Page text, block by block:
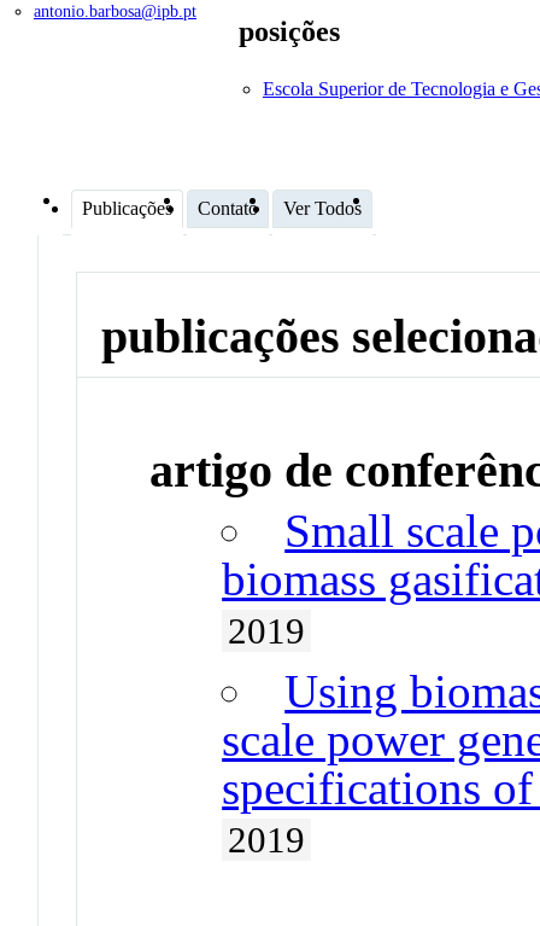
antonio.barbosa@ipb.pt
posições
Escola Superior de Tecnologia e
Publicações Contato Ver Todos
publicações
artigo de
Small scale
biomass
2019
Using
scale power
specifications
2019